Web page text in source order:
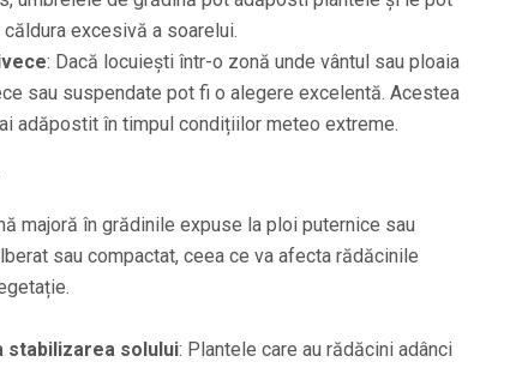
excesivă a soarelui.
: Dacă locuiești într-o zonă unde vântul sau ploaia
sau suspendate pot fi o alegere excelentă. Acestea
adăpostit în timpul condițiilor meteo extreme.
majoră în grădinile expuse la ploi puternice sau
sau compactat, ceea ce va afecta rădăcinile
stabilizarea solului: Plantele care au rădăcini adânci